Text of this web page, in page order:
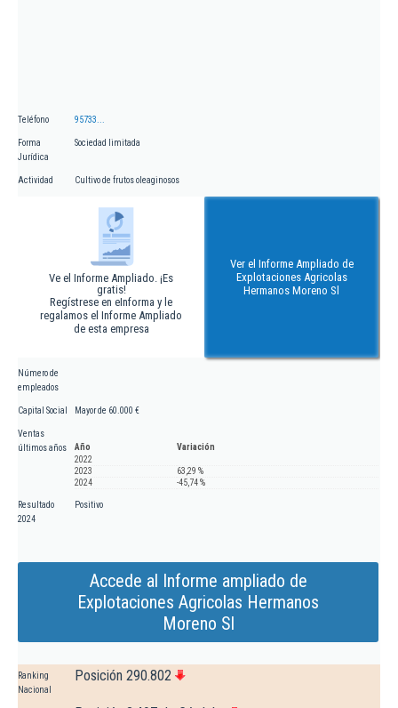
Teléfono 95733...
Forma
Jurídica
Sociedad limitada
Actividad Cultivo de frutos oleaginosos
Ve el Informe Ampliado. ¡Es
gratis!
Regístrese en eInforma y le
regalamos el Informe Ampliado
de esta empresa
Ver el Informe Ampliado de
Explotaciones Agricolas
Hermanos Moreno Sl
Número de
empleados
Capital Social Mayor de 60.000 €
Ventas
últimos años
Año
Variación
2022
2023
63,29 %
2024
-45,74 %
Resultado
2024
Positivo
Accede al Informe ampliado de
Explotaciones Agricolas Hermanos
Moreno Sl
Ranking
Nacional
Posición 290.802